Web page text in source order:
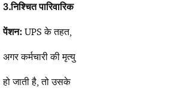
3.निश्चित पारिवारिक
पेंशन:UPS के तहत,
अगर कर्मचारी की मृत्यु
हो जाती है, तो उसके